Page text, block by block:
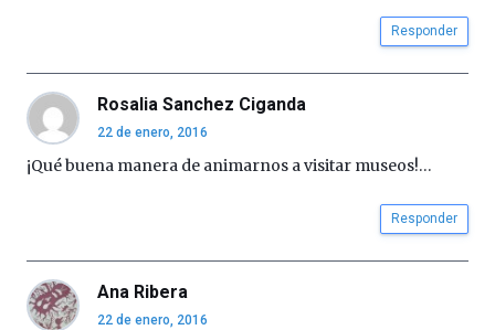
Responder
Rosalia Sanchez Ciganda
22 de enero, 2016
¡Qué buena manera de animarnos a visitar museos!…
Responder
Ana Ribera
22 de enero, 2016